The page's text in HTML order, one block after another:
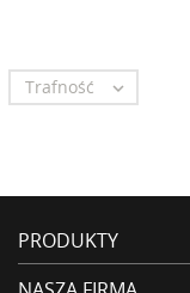
Trafność 
PRODUKTY